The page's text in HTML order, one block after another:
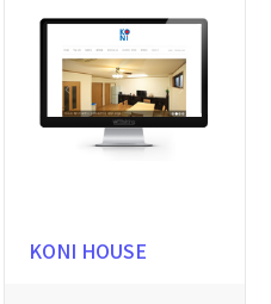
KONI HOUSE